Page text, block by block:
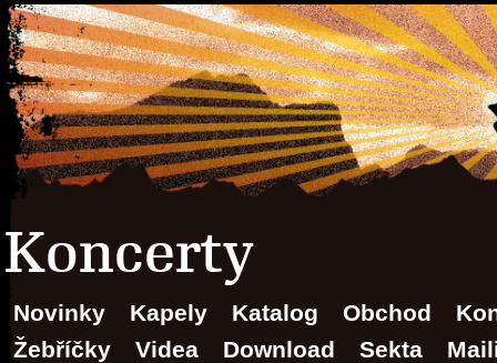
Koncerty
Novinky Kapely Katalog Obchod
Žebříčky
Videa Download Sekta